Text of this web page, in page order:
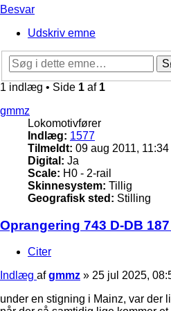
Besvar
Udskriv emne
1 indlæg • Side 1 af 1
gmmz
Lokomotivfører
Indlæg: 1577
Tilmeldt: 09 aug 2011, 11:34
Digital: Ja
Scale: H0 - 2-rail
Skinnesystem: Tillig
Geografisk sted: Stilling
Oprangering 743 D-DB
Citer
Indlæg afgmmz » 25 jul 2025,
under en stigning i Mainz, var der